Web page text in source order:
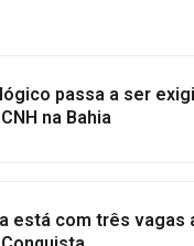
passa a ser
na Bahia
está com três vagas